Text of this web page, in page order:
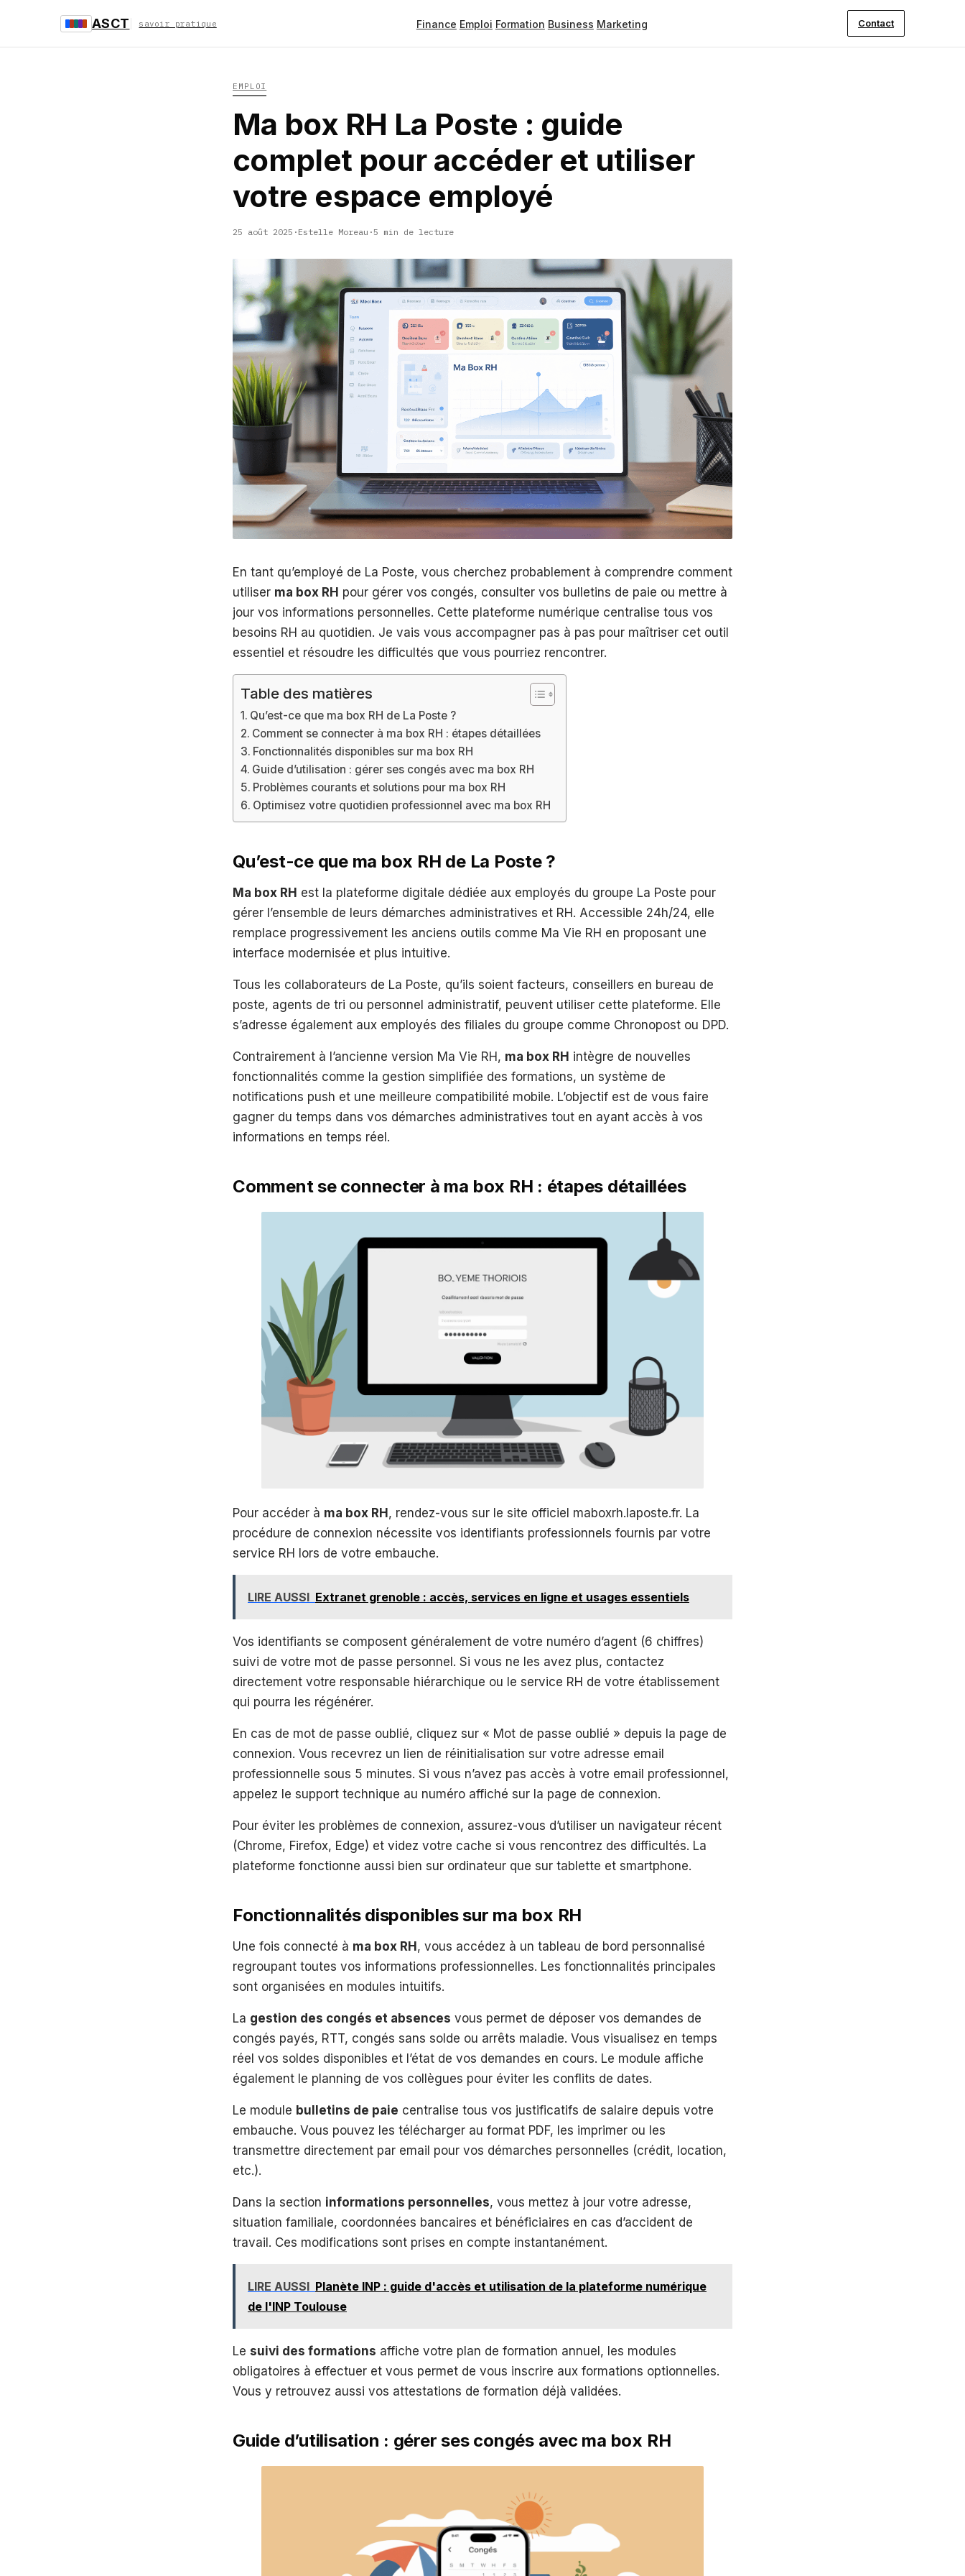
ASCT savoir pratique Finance Emploi Formation Business Marketing Contact
EMPLOI
Ma box RH La Poste : guide
complet pour accéder et utiliser
votre espace employé
25 août 2025 · Estelle Moreau ·5 min de lecture
En tant qu’employé de La Poste, vous cherchez probablement à comprendre comment
utiliser ma box RH pour gérer vos congés, consulter vos bulletins de paie ou mettre à
jour vos informations personnelles. Cette plateforme numérique centralise tous vos
besoins RH au quotidien. Je vais vous accompagner pas à pas pour maîtriser cet outil
essentiel et résoudre les difficultés que vous pourriez rencontrer.
Table des matières
Qu’est-ce que ma box RH de La Poste ?
Comment se connecter à ma box RH : étapes détaillées
Fonctionnalités disponibles sur ma box RH
Guide d’utilisation : gérer ses congés avec ma box RH
Problèmes courants et solutions pour ma box RH
Optimisez votre quotidien professionnel avec ma box RH
Qu’est-ce que ma box RH de La Poste ?
Ma box RH est la plateforme digitale dédiée aux employés du groupe La Poste pour
gérer l’ensemble de leurs démarches administratives et RH. Accessible 24h/24, elle
remplace progressivement les anciens outils comme Ma Vie RH en proposant une
interface modernisée et plus intuitive.
Tous les collaborateurs de La Poste, qu’ils soient facteurs, conseillers en bureau de
poste, agents de tri ou personnel administratif, peuvent utiliser cette plateforme. Elle
s’adresse également aux employés des filiales du groupe comme Chronopost ou DPD.
Contrairement à l’ancienne version Ma Vie RH, ma box RH intègre de nouvelles
fonctionnalités comme la gestion simplifiée des formations, un système de
notifications push et une meilleure compatibilité mobile. L’objectif est de vous faire
gagner du temps dans vos démarches administratives tout en ayant accès à vos
informations en temps réel.
Comment se connecter à ma box RH : étapes détaillées
Pour accéder à ma box RH , rendez-vous sur le site officiel maboxrh.laposte.fr. La
procédure de connexion nécessite vos identifiants professionnels fournis par votre
service RH lors de votre embauche.
LIRE AUSSI Extranet grenoble : accès, services en ligne et usages essentiels
Vos identifiants se composent généralement de votre numéro d’agent (6 chiffres)
suivi de votre mot de passe personnel. Si vous ne les avez plus, contactez
directement votre responsable hiérarchique ou le service RH de votre établissement
qui pourra les régénérer.
En cas de mot de passe oublié, cliquez sur « Mot de passe oublié » depuis la page de
connexion. Vous recevrez un lien de réinitialisation sur votre adresse email
professionnelle sous 5 minutes. Si vous n’avez pas accès à votre email professionnel,
appelez le support technique au numéro affiché sur la page de connexion.
Pour éviter les problèmes de connexion, assurez-vous d’utiliser un navigateur récent
(Chrome, Firefox, Edge) et videz votre cache si vous rencontrez des difficultés. La
plateforme fonctionne aussi bien sur ordinateur que sur tablette et smartphone.
Fonctionnalités disponibles sur ma box RH
Une fois connecté à ma box RH , vous accédez à un tableau de bord personnalisé
regroupant toutes vos informations professionnelles. Les fonctionnalités principales
sont organisées en modules intuitifs.
La gestion des congés et absences vous permet de déposer vos demandes de
congés payés, RTT, congés sans solde ou arrêts maladie. Vous visualisez en temps
réel vos soldes disponibles et l’état de vos demandes en cours. Le module affiche
également le planning de vos collègues pour éviter les conflits de dates.
Le module bulletins de paie centralise tous vos justificatifs de salaire depuis votre
embauche. Vous pouvez les télécharger au format PDF, les imprimer ou les
transmettre directement par email pour vos démarches personnelles (crédit, location,
etc.).
Dans la section informations personnelles, vous mettez à jour votre adresse,
situation familiale, coordonnées bancaires et bénéficiaires en cas d’accident de
travail. Ces modifications sont prises en compte instantanément.
LIRE AUSSI Planète INP : guide d'accès et utilisation de la plateforme numérique
de l'INP Toulouse
Le suivi des formations affiche votre plan de formation annuel, les modules
obligatoires à effectuer et vous permet de vous inscrire aux formations optionnelles.
Vous y retrouvez aussi vos attestations de formation déjà validées.
Guide d’utilisation : gérer ses congés avec ma box RH